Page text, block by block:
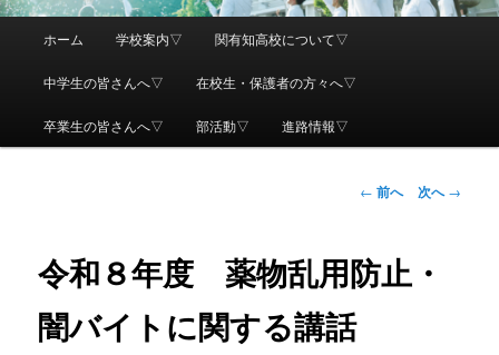
ュ
メ
イ
ン
テ
ン
ホーム 学校案内▽ 関有知高校について▽
中学生の皆さんへ▽ 在校生・保護者の方々へ▽
卒業生の皆さんへ▽ 部活動▽ 進路情報▽
投
ビ
ゲ
← 前へ 次へ→
令和８年度 薬物乱用防止・
闇バイトに関する講話